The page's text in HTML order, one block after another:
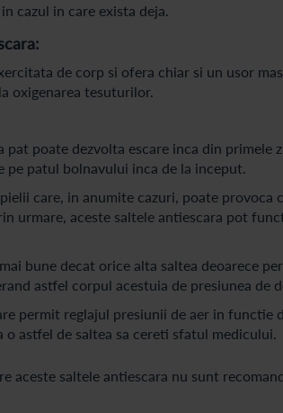
cazul in care exista deja.
de corp si ofera chiar si un usor
oxigenarea tesuturilor.
poate dezvolta escare inca din primele
pe patul bolnavului inca de la inceput.
care, in anumite cazuri, poate provoca
urmare, aceste saltele antiescara pot
bune decat orice alta saltea deoarece
astfel corpul acestuia de presiunea de
permit reglajul presiunii de aer in functie
astfel de saltea sa cereti sfatul medicului.
aceste saltele antiescara nu sunt